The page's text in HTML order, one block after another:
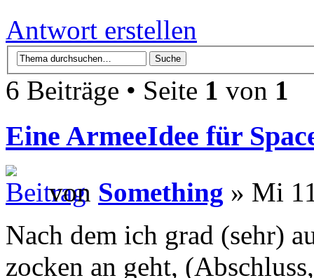
Antwort erstellen
6 Beiträge • Seite 1 von 1
Eine ArmeeIdee für
von Something » Mi
Nach dem ich grad (sehr)
zocken an geht,